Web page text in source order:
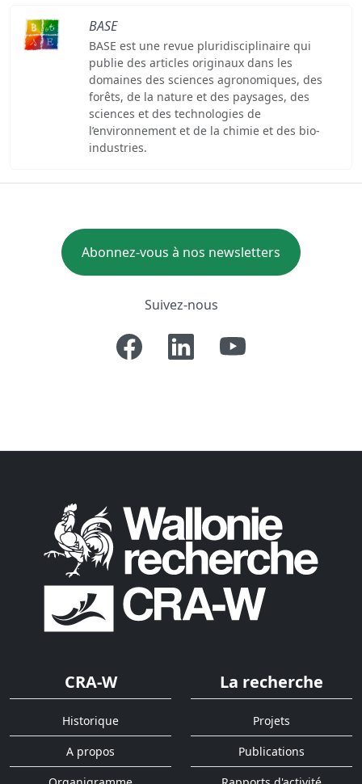
BASE
BASE est une revue pluridisciplinaire qui
publie des articles originaux dans les
domaines des sciences agronomiques, des
forêts, de la nature et des paysages, des
sciences et des technologies de
l’environnement et de la chimie et des bio-
industries.
Abonnez-vous à nos newsletters
Suivez-nous
CRA-W
Historique
A propos
La recherche
Projets
Publications